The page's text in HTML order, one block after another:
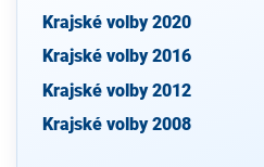
Krajské volby 2020
Krajské volby 2016
Krajské volby 2012
Krajské volby 2008